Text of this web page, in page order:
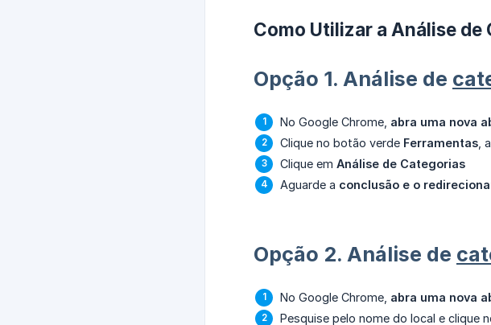
Como Utilizar a Análise de
Opção 1. Análise de
No Google Chrome, abra uma nova
Clique no botão verde Ferramentas ,
Clique em Análise de Categorias
Aguarde a conclusão e o
Opção 2. Análise de
No Google Chrome, abra uma nova
Pesquise pelo nome do local e clique